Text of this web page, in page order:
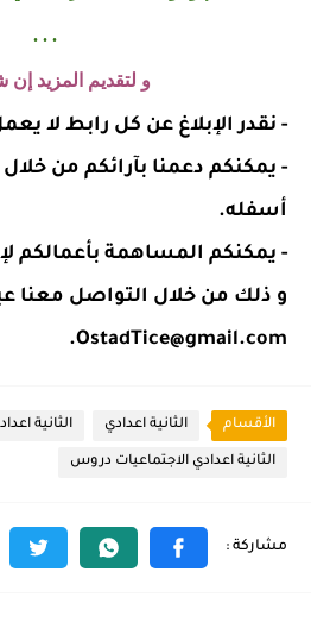
. . .
و لتقديم المزيد إن
- نقدر الإبلاغ عن كل رابط لا
- يمكنكم دعمنا بآرائكم من
أسفله.
- يمكنكم المساهمة بأعمالكم
و ذلك من خلال التواصل معنا عبر
OstadTice@gmail.com.
الأقسام الثانية اعدادي الثانية
الثانية اعدادي الاجتماعيات دروس